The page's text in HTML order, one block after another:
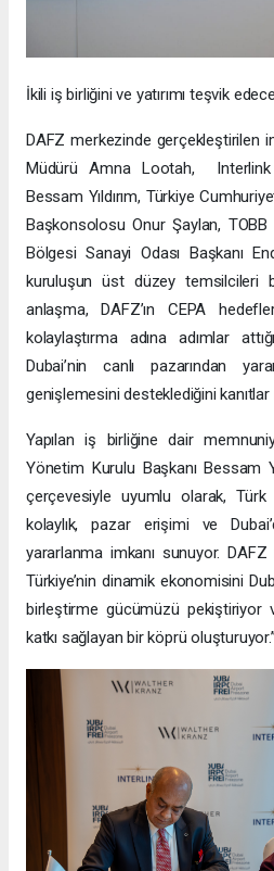
İkili iş birliğini ve yatırımı teşvik
DAFZ merkezinde gerçekleştirilen
Müdürü Amna Lootah, Interlink
Bessam Yıldırım, Türkiye
Başkonsolosu Onur Şaylan, TOBB
Bölgesi Sanayi Odası Başkanı
kuruluşun üst düzey temsilcileri
anlaşma, DAFZ’ın CEPA
kolaylaştırma adına adımlar
Dubai’nin canlı pazarından
genişlemesini desteklediğini kanıtlar
Yapılan iş birliğine dair
Yönetim Kurulu Başkanı Bessam
çerçevesiyle uyumlu olarak, Türk
kolaylık, pazar erişimi ve
yararlanma imkanı sunuyor. DAFZ
Türkiye’nin dinamik ekonomisini
birleştirme gücümüzü pekiştiriyor
katkı sağlayan bir köprü